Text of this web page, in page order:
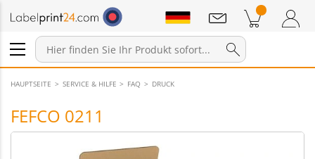
Anmelden / Registrieren
Warenkorb Zum Warenkorb
Mitteilungen
HAUPTSEITE SERVICE & HILFE FAQ DRUCK
FEFCO 0211